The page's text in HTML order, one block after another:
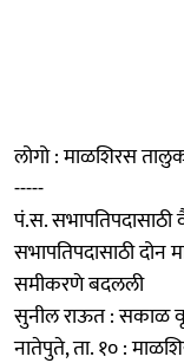
लोगो : माळशिरस
-----
पं.स.
सभापतिपदासाठी दोन
समीकरणे बदलली
सुनील राऊत : सकाळ
नातेपुते, ता. १० :